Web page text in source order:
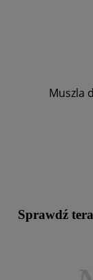
Muszla
Sprawdź